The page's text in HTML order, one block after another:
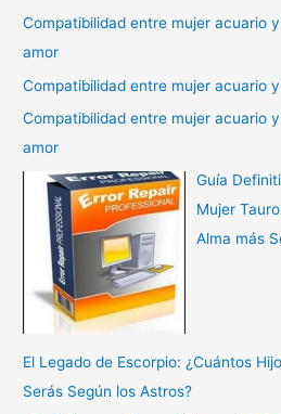
Compatibilidad entre mujer acuario
amor
Compatibilidad entre mujer acuario
Compatibilidad entre mujer acuario
amor
Guía
Mujer
Alma más
El Legado de Escorpio: ¿Cuántos
Serás Según los Astros?